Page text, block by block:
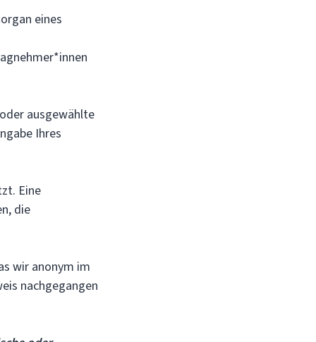
eines
ausgewählte
Ihres
Eine
die
wir anonym im
nachgegangen